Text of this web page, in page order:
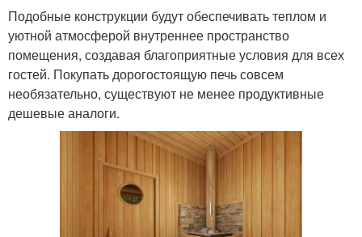
Подобные конструкции будут обеспечивать теплом и
уютной атмосферой внутреннее пространство
помещения, создавая благоприятные условия для всех
гостей. Покупать дорогостоящую печь совсем
необязательно, существуют не менее продуктивные
дешевые аналоги.